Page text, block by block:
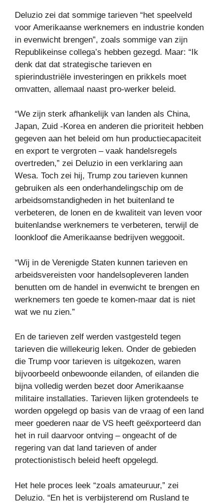
Deluzio zei dat sommige tarieven “het speelveld
voor Amerikaanse werknemers en industrie konden
in evenwicht brengen”, zoals sommige van zijn
Republikeinse collega’s hebben gezegd. Maar: “Ik
denk dat dat strategische tarieven en
spierindustriële investeringen en prikkels moet
omvatten, allemaal naast pro-werker beleid.
“We zijn sterk afhankelijk van landen als China,
Japan, Zuid -Korea en anderen die prioriteit hebben
gegeven aan het beleid om hun productiecapaciteit
en export te vergroten – vaak handelsregels
overtreden,” zei Deluzio in een verklaring aan
Wesa. Toch zei hij, Trump zou tarieven kunnen
gebruiken als een onderhandelingschip om de
arbeidsomstandigheden in het buitenland te
verbeteren, de lonen en de kwaliteit van leven voor
buitenlandse werknemers te verbeteren, terwijl de
loonkloof die Amerikaanse bedrijven weggooit.
“Wij in de Verenigde Staten kunnen tarieven en
arbeidsvereisten voor handelsopleveren landen
benutten om de handel in evenwicht te brengen en
werknemers ten goede te komen-maar dat is niet
wat we nu zien.”
En de tarieven zelf werden vastgesteld tegen
tarieven die willekeurig leken. Onder de gebieden
die Trump voor tarieven is uitgekozen, waren
bijvoorbeeld onbewoonde eilanden, of eilanden die
bijna volledig werden bezet door Amerikaanse
militaire installaties. Tarieven lijken grotendeels te
worden opgelegd op basis van de vraag of een land
meer goederen naar de VS heeft geëxporteerd dan
het in ruil daarvoor ontving – ongeacht of de
regering van dat land tarieven of ander
protectionistisch beleid heeft opgelegd.
Het hele proces leek “zoals amateuruur,” zei
Deluzio. “En het is verbijsterend om Rusland te